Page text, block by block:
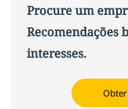
Procure um
Recomendações
interesses.